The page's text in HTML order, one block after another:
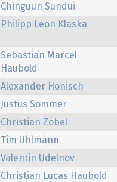
Chinguun Sundui
Philipp Leon Klaska
Sebastian Marcel
Haubold
Alexander Honisch
Justus Sommer
Christian Zobel
Tim Uhlmann
Valentin Udelnov
Christian Lucas Haubold